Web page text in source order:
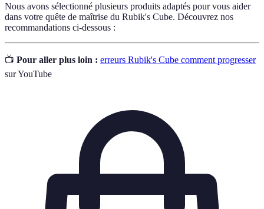
Nous avons sélectionné plusieurs produits adaptés pour vous aider
dans votre quête de maîtrise du Rubik's Cube. Découvrez nos
recommandations ci-dessous :
📺 Pour aller plus loin : erreurs Rubik's Cube comment progresser
sur YouTube